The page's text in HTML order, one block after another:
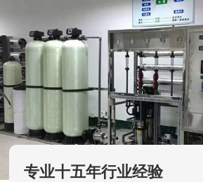
专业十五年行业经验